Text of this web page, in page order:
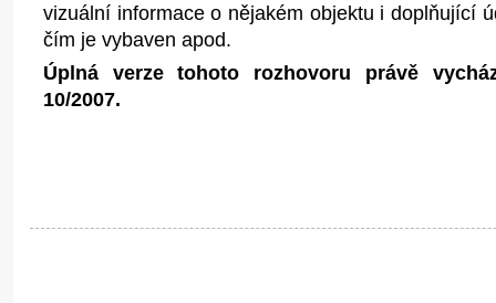
vizuální informace o nějakém objektu i doplňující
čím je vybaven apod.
Úplná verze tohoto rozhovoru právě
10/2007.